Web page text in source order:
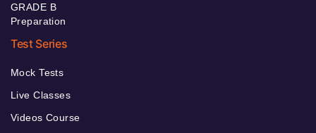
GRADE B
Preparation
Test Series
Mock Tests
Live Classes
Videos Course